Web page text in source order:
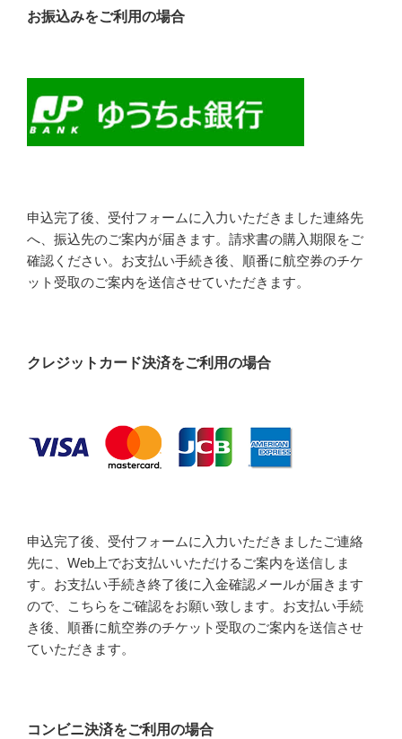
お振込みをご利用の場合
申込完了後、受付フォームに入力いただきました連絡先
へ、振込先のご案内が届きます。請求書の購入期限をご
確認ください。お支払い手続き後、順番に航空券のチケ
ット受取のご案内を送信させていただきます。
クレジットカード決済をご利用の場合
申込完了後、受付フォームに入力いただきましたご連絡
先に、Web上でお支払いいただけるご案内を送信しま
す。お支払い手続き終了後に入金確認メールが届きます
ので、こちらをご確認をお願い致します。お支払い手続
き後、順番に航空券のチケット受取のご案内を送信させ
ていただきます。
コンビニ決済をご利用の場合